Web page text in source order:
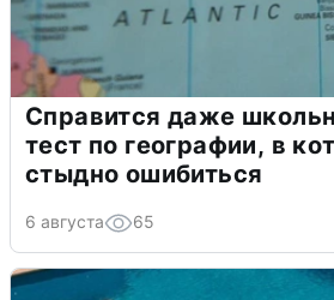
Справится даже
тест по географии, в
стыдно ошибиться
6 августа 65